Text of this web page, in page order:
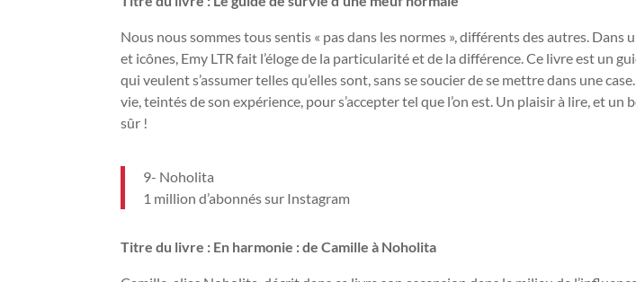
Nous nous sommes tous sentis « pas dans les normes », différents des autres. Dans
et icônes, Emy LTR fait l’éloge de la particularité et de la différence. Ce livre est un
qui veulent s’assumer telles qu’elles sont, sans se soucier de se mettre dans une
vie, teintés de son expérience, pour s’accepter tel que l’on est. Un plaisir à lire, et un
sûr !
9- Noholita
1 million d’abonnés sur Instagram
Titre du livre : En harmonie : de Camille à Noholita